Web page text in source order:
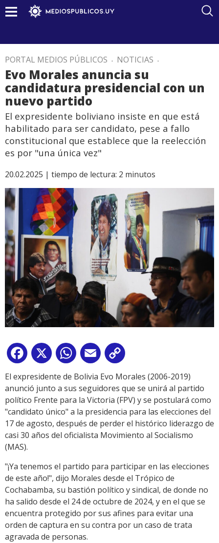
PORTAL MEDIOS PÚBLICOS . NOTICIAS .
Evo Morales anuncia su
candidatura presidencial con un
nuevo partido
El expresidente boliviano insiste en que está
habilitado para ser candidato, pese a fallo
constitucional que establece que la reelección
es por "una única vez"
20.02.2025 | tiempo de lectura: 2 minutos
Facebook
X WhatsApp
Email
Link
El expresidente de Bolivia Evo Morales (2006-2019)
anunció junto a sus seguidores que se unirá al partido
político Frente para la Victoria (FPV) y se postulará como
"candidato único" a la presidencia para las elecciones del
17 de agosto, después de perder el histórico liderazgo de
casi 30 años del oficialista Movimiento al Socialismo
(MAS).
"¡Ya tenemos el partido para participar en las elecciones
de este año!", dijo Morales desde el Trópico de
Cochabamba, su bastión político y sindical, de donde no
ha salido desde el 24 de octubre de 2024, y en el que se
encuentra protegido por sus afines para evitar una
orden de captura en su contra por un caso de trata
agravada de personas.